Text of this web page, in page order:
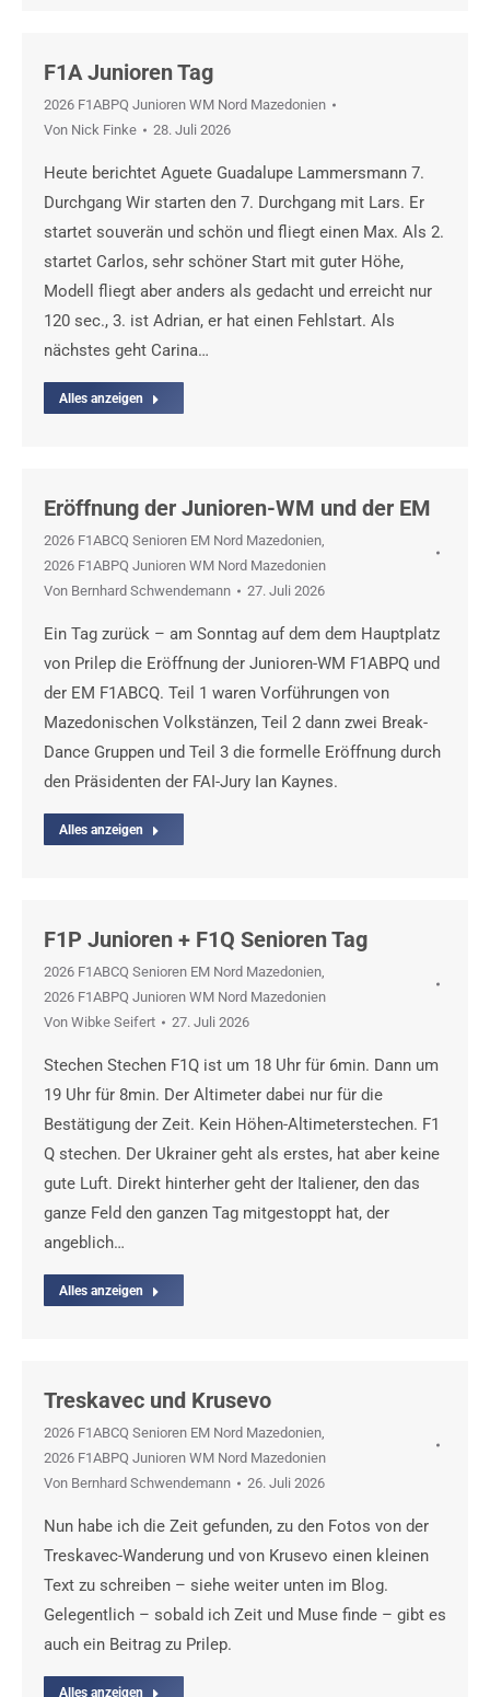
F1A Junioren Tag
2026 F1ABPQ Junioren WM Nord Mazedonien
Von Nick Finke 28. Juli 2026
Heute berichtet Aguete Guadalupe Lammersmann 7.
Durchgang Wir starten den 7. Durchgang mit Lars. Er
startet souverän und schön und fliegt einen Max. Als 2.
startet Carlos, sehr schöner Start mit guter Höhe,
Modell fliegt aber anders als gedacht und erreicht nur
120 sec., 3. ist Adrian, er hat einen Fehlstart. Als
nächstes geht Carina…
Alles anzeigen
Eröffnung der Junioren-WM und der EM
2026 F1ABCQ Senioren EM Nord Mazedonien,
2026 F1ABPQ Junioren WM Nord Mazedonien
Von Bernhard Schwendemann 27. Juli 2026
Ein Tag zurück – am Sonntag auf dem dem Hauptplatz
von Prilep die Eröffnung der Junioren-WM F1ABPQ und
der EM F1ABCQ. Teil 1 waren Vorführungen von
Mazedonischen Volkstänzen, Teil 2 dann zwei Break-
Dance Gruppen und Teil 3 die formelle Eröffnung durch
den Präsidenten der FAI-Jury Ian Kaynes.
Alles anzeigen
F1P Junioren + F1Q Senioren Tag
2026 F1ABCQ Senioren EM Nord Mazedonien,
2026 F1ABPQ Junioren WM Nord Mazedonien
Von Wibke Seifert 27. Juli 2026
Stechen Stechen F1Q ist um 18 Uhr für 6min. Dann um
19 Uhr für 8min. Der Altimeter dabei nur für die
Bestätigung der Zeit. Kein Höhen-Altimeterstechen. F1
Q stechen. Der Ukrainer geht als erstes, hat aber keine
gute Luft. Direkt hinterher geht der Italiener, den das
ganze Feld den ganzen Tag mitgestoppt hat, der
angeblich…
Alles anzeigen
Treskavec und Krusevo
2026 F1ABCQ Senioren EM Nord Mazedonien,
2026 F1ABPQ Junioren WM Nord Mazedonien
Von Bernhard Schwendemann 26. Juli 2026
Nun habe ich die Zeit gefunden, zu den Fotos von der
Treskavec-Wanderung und von Krusevo einen kleinen
Text zu schreiben – siehe weiter unten im Blog.
Gelegentlich – sobald ich Zeit und Muse finde – gibt es
auch ein Beitrag zu Prilep.
Alles anzeigen